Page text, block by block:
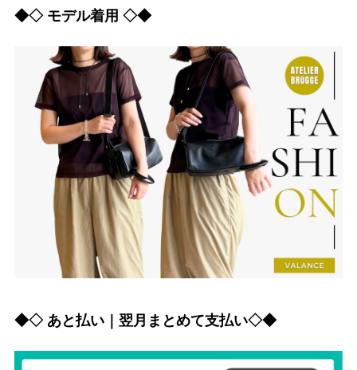
◆◇ モデル着用 ◇◆
◆◇ あと払い｜翌月まとめて支払い◇◆